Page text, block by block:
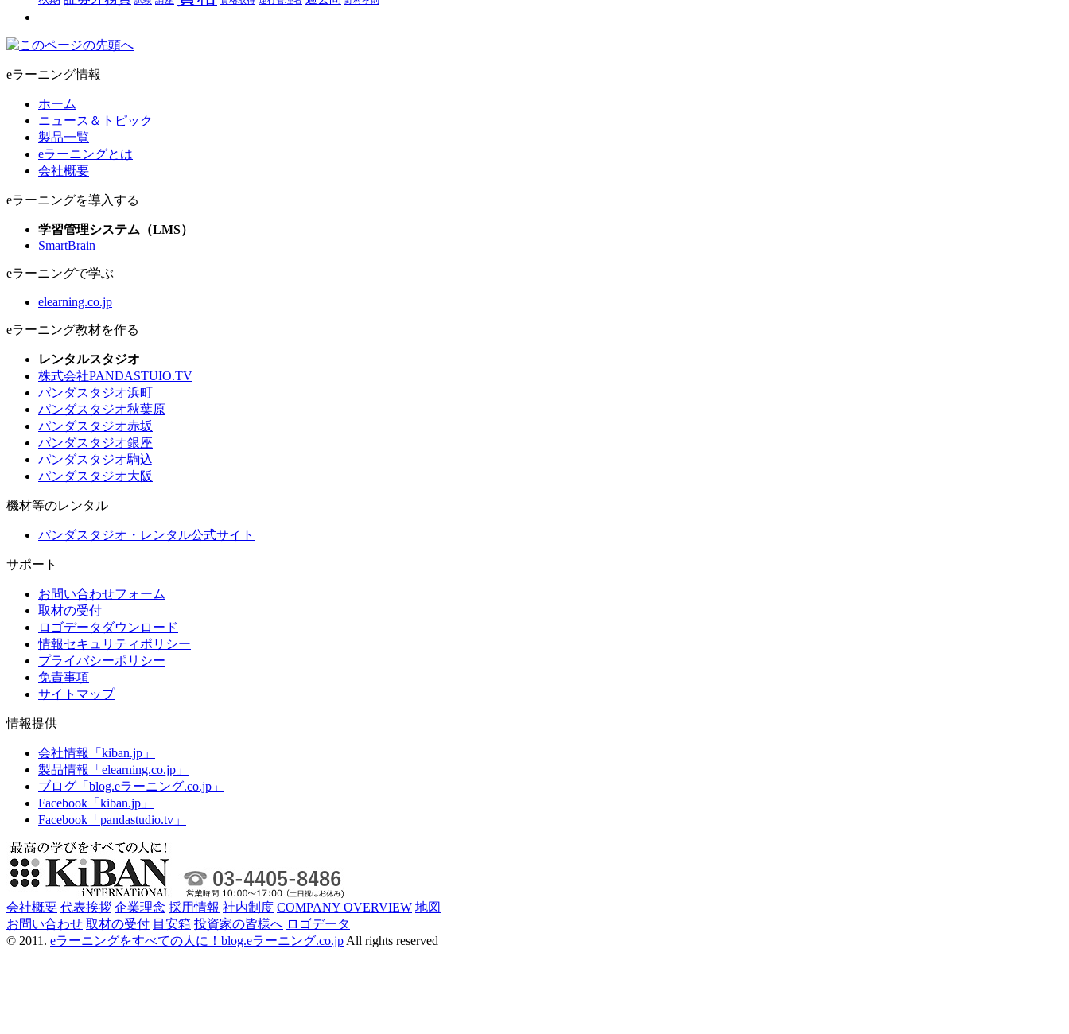
eラーニング情報
ホーム
ニュース＆トピック
製品一覧
eラーニングとは
会社概要
eラーニングを導入する
学習管理システム（LMS）
SmartBrain
eラーニングで学ぶ
elearning.co.jp
eラーニング教材を作る
レンタルスタジオ
株式会社PANDASTUIO.TV
パンダスタジオ浜町
パンダスタジオ秋葉原
パンダスタジオ赤坂
パンダスタジオ銀座
パンダスタジオ駒込
パンダスタジオ大阪
機材等のレンタル
パンダスタジオ・レンタル公式サイト
サポート
お問い合わせフォーム
取材の受付
ロゴデータダウンロード
情報セキュリティポリシー
プライバシーポリシー
免責事項
サイトマップ
情報提供
会社情報「kiban.jp」
製品情報「elearning.co.jp」
ブログ「blog.eラーニング.co.jp」
Facebook「kiban.jp」
Facebook「pandastudio.tv」
会社概要 代表挨拶 企業理念 採用情報 社内制度 COMPANY OVERVIEW 地図
お問い合わせ 取材の受付 目安箱 投資家の皆様へ ロゴデータ
© 2011. eラーニングをすべての人に！blog.eラーニング.co.jp All rights reserved